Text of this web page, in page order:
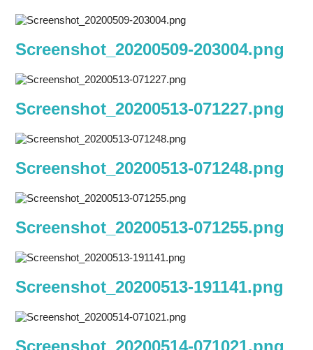
Screenshot_20200509-203004.png
Screenshot_20200513-071227.png
Screenshot_20200513-071248.png
Screenshot_20200513-071255.png
Screenshot_20200513-191141.png
Screenshot_20200514-071021.png